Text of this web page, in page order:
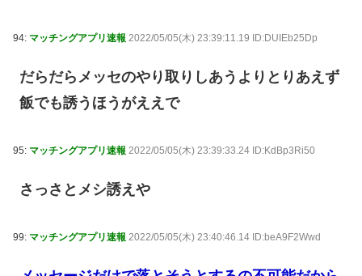
94: マッチングアプリ速報 2022/05/05(木) 23:39:11.19 ID:DUIEb25Dp
だらだらメッセのやり取りしあうよりとりあえず
飯でも誘うほうがええで
95: マッチングアプリ速報 2022/05/05(木) 23:39:33.24 ID:KdBp3Ri50
さっさとメシ誘えや
99: マッチングアプリ速報 2022/05/05(木) 23:40:46.14 ID:beA9F2Wwd